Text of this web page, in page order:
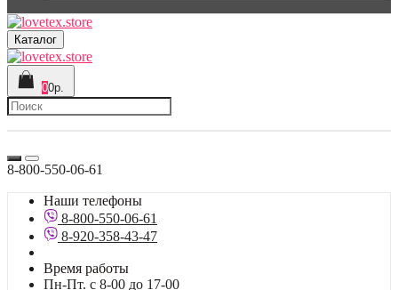
Каталог
00р.
8-800-550-06-61
Наши телефоны
8-800-550-06-61
8-920-358-43-47
Время работы
Пн-Пт. с 8-00 до 17-00